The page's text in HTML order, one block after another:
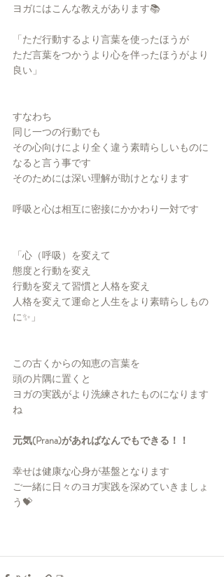
ヨガにはこんな教えがあります📚
「ただ行動するより言葉を使ったほうが
ただ言葉をつかうより心を伴ったほうがより
良い」
すなわち
同じ一つの行動でも
その心向けにより全く違う素晴らしいものに
なると言う事です
そのためには深い理解が助けとなります
呼吸と心は相互に密接にかかわり一対です
「心（呼吸）を変えて
態度と行動を変え
行動を変えて習慣と人格を変え
人格を変えて運命と人生をより素晴らしもの
に✨」
この古くからの知恵の言葉を
頭の片隅に置くと
ヨガの実践がより洗練されたものになります
ね
元気(Prana)があればなんでもできる！！
幸せは健康な心身が基盤となります
ご一緒に日々のヨガ実践を深めていきましょ
う💝